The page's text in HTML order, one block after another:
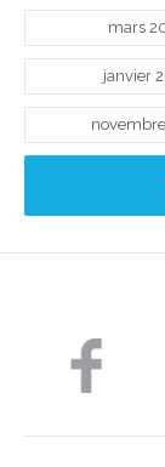
mars
janvier